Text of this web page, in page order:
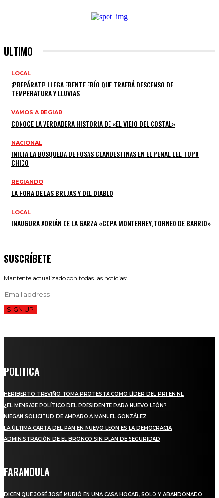
ULTIMO
LOCAL
¡PREPÁRATE! LLEGA FRENTE FRÍO QUE TRAERÁ DESCENSO DE
TEMPERATURA Y LLUVIAS
VAMOS A REGIAR
CONOCE LA VERDADERA HISTORIA DE «EL VIEJO DEL COSTAL»
NACIONAL
INICIA LA BÚSQUEDA DE FOSAS CLANDESTINAS EN EL PENAL DEL TOPO
CHICO
REGIANDO
LA HORA DE LAS BRUJAS Y DEL DIABLO
LOCAL
INAUGURA ADRIÁN DE LA GARZA «COPA MONTERREY, TORNEO DE BARRIO»
SUSCRÍBETE
Mantente actualizado con todas las noticias:
SIGN UP
POLITICA
HERIBERTO TREVIÑO TOMA PROTESTA COMO LÍDER DEL PRI EN NL
¿EL MENSAJE POLÍTICO DEL PRESIDENTE PARA NUEVO LEÓN?
NIEGAN SOLICITUD DE AMPARO A MANUEL GONZÁLEZ
LA ÚLTIMA CARTA DEL PAN EN NUEVO LEÓN ES LA DEMOCRACIA
ADMINISTRACIÓN DE EL BRONCO SIN PLAN DE SEGURIDAD
FARANDULA
DICEN QUE JOSÉ JOSÉ MURIÓ EN UNA CASA HOGAR, SOLO Y ABANDONADO